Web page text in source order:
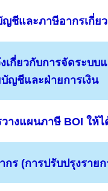
ชีและภาษีอากรเกี่ย
เกี่ยวกับการจัดระบบ
ญชีและฝ่ายการเงิน
วางแผนภาษี BOI ให้ไ
กร (การปรับปรุงราย